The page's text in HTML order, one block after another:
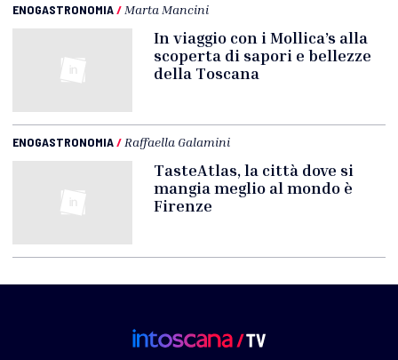
ENOGASTRONOMIA/ Marta Mancini
In viaggio con i Mollica’s alla
scoperta di sapori e bellezze
della Toscana
ENOGASTRONOMIA/ Raffaella Galamini
TasteAtlas, la città dove si
mangia meglio al mondo è
Firenze